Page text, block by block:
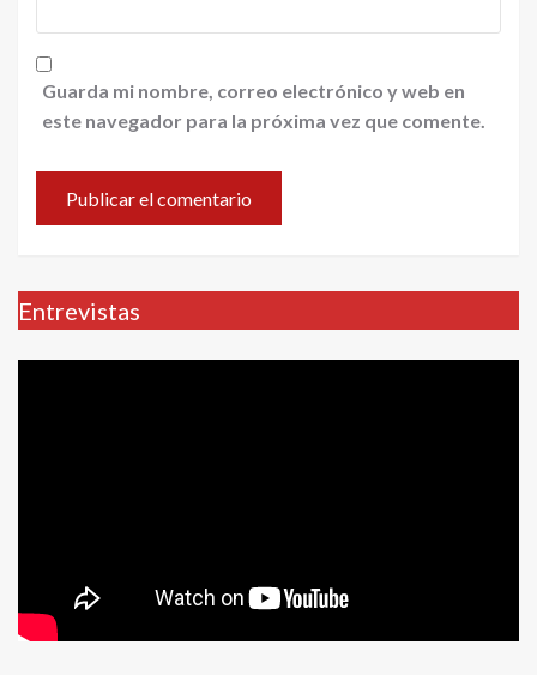
Guarda mi nombre, correo electrónico y web en
este navegador para la próxima vez que comente.
Entrevistas